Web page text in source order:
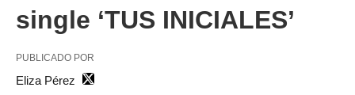
single ‘TUS INICIALES’
PUBLICADO POR
Eliza Pérez